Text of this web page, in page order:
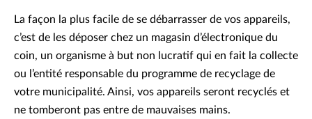
La façon la plus facile de se débarrasser de vos appareils,
c’est de les déposer chez un magasin d’électronique du
coin, un organisme à but non lucratif qui en fait la collecte
ou l’entité responsable du programme de recyclage de
votre municipalité. Ainsi, vos appareils seront recyclés et
ne tomberont pas entre de mauvaises mains.